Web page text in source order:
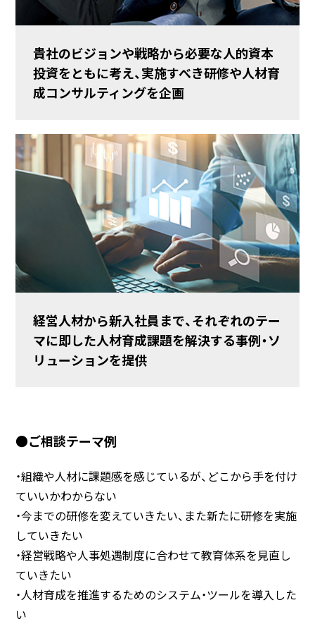
貴社のビジョンや戦略から必要な人的資本
投資をともに考え、実施すべき研修や人材育
成コンサルティングを企画
経営人材から新入社員まで、それぞれのテー
マに即した人材育成課題を解決する事例・ソ
リューションを提供
●ご相談テーマ例
・組織や人材に課題感を感じているが、どこから手を付け
ていいかわからない
・今までの研修を変えていきたい、また新たに研修を実施
していきたい
・経営戦略や人事処遇制度に合わせて教育体系を見直し
ていきたい
・人材育成を推進するためのシステム・ツールを導入した
い